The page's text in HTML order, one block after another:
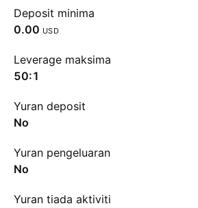
Deposit minima
0.00 USD
Leverage maksima
50:1
Yuran deposit
No
Yuran pengeluaran
No
Yuran tiada aktiviti